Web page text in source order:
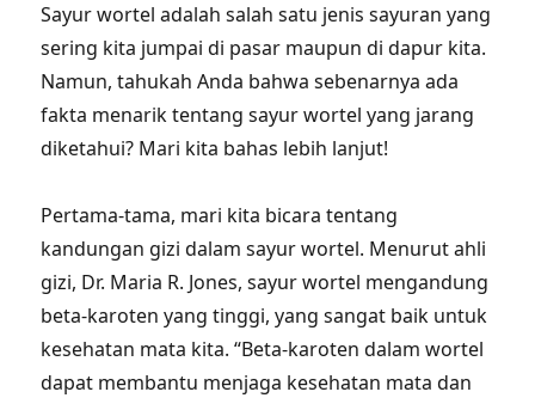
Sayur wortel adalah salah satu jenis sayuran yang
sering kita jumpai di pasar maupun di dapur kita.
Namun, tahukah Anda bahwa sebenarnya ada
fakta menarik tentang sayur wortel yang jarang
diketahui? Mari kita bahas lebih lanjut!
Pertama-tama, mari kita bicara tentang
kandungan gizi dalam sayur wortel. Menurut ahli
gizi, Dr. Maria R. Jones, sayur wortel mengandung
beta-karoten yang tinggi, yang sangat baik untuk
kesehatan mata kita. “Beta-karoten dalam wortel
dapat membantu menjaga kesehatan mata dan